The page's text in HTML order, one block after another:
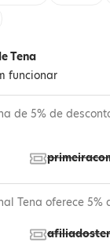
Tena
funcionar
de 5% de
Tena oferece 5%